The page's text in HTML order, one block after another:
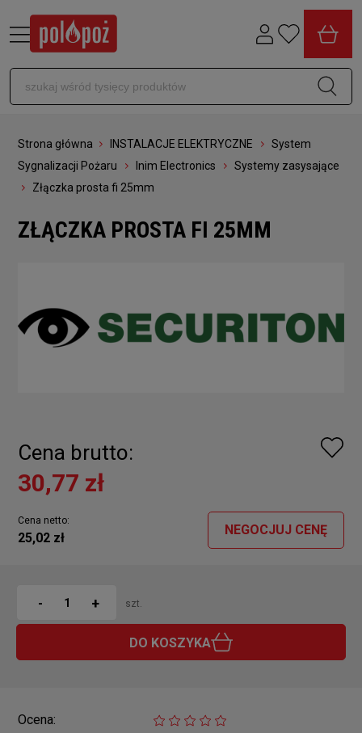
Strona główna INSTALACJE ELEKTRYCZNE
System
Sygnalizacji Pożaru
Inim Electronics
Systemy zasysające
Złączka prosta fi 25mm
ZŁĄCZKA PROSTA FI 25MM
Cena brutto:
30,77 zł
Cena netto:
25,02 zł
NEGOCJUJ CENĘ
- + szt.
DO KOSZYKA
Ocena: